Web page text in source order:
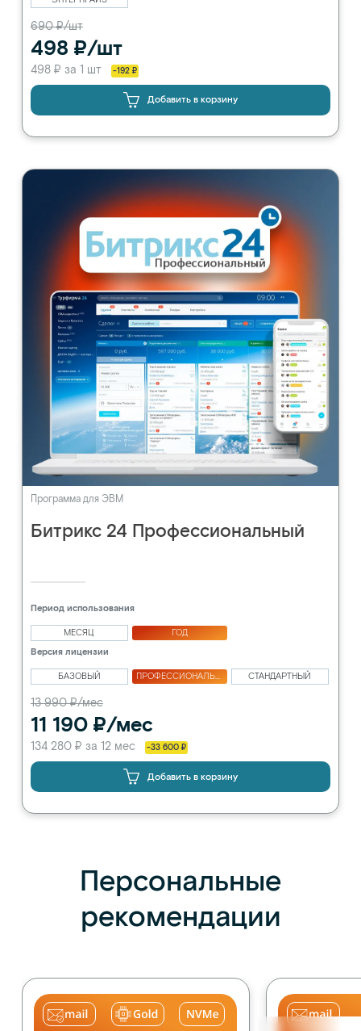
690 ₽/шт
498 ₽/шт
498 ₽ за 1 шт -192 ₽
Добавить в корзину
Программа для ЭВМ
Битрикс 24 Профессиональный
Период использования
МЕСЯЦ ГОД
Версия лицензии
БАЗОВЫЙ ПРОФЕССИОНАЛЬНЫЙ СТАНДАРТНЫЙ
13 990 ₽/мес
11 190 ₽/мес
134 280 ₽ за 12 мес -33 600 ₽
Добавить в корзину
Персональные
рекомендации